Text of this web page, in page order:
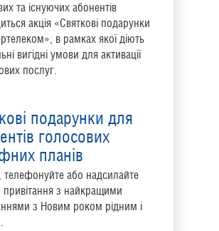
та існуючих абонентів
акція «Святкові подарунки
в рамках якої діють
вигідні умови для активації
послуг.
подарунки для
голосових
планів
телефонуйте або надсилайте
з найкращими
з Новим роком рідним і